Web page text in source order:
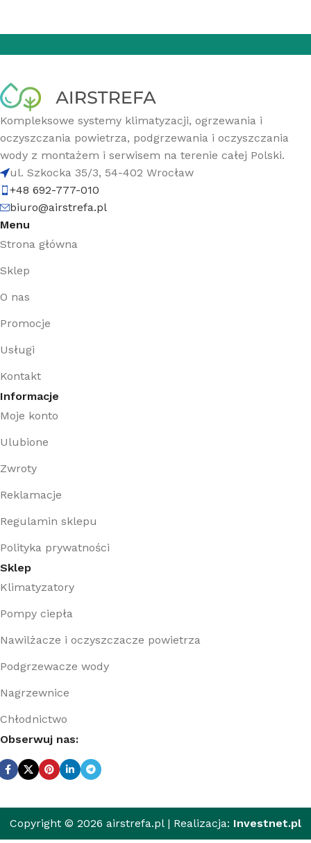
Kompleksowe systemy klimatyzacji, ogrzewania i
oczyszczania powietrza, podgrzewania i oczyszczania
wody z montażem i serwisem na terenie całej Polski.
ul. Szkocka 35/3, 54-402 Wrocław
+48 692-777-010
biuro@airstrefa.pl
Menu
Strona główna
Sklep
O nas
Promocje
Usługi
Kontakt
Informacje
Moje konto
Ulubione
Zwroty
Reklamacje
Regulamin sklepu
Polityka prywatności
Sklep
Klimatyzatory
Pompy ciepła
Nawilżacze i oczyszczacze powietrza
Podgrzewacze wody
Nagrzewnice
Chłodnictwo
Obserwuj nas:
Copyright © 2026 airstrefa.pl | Realizacja: Investnet.pl